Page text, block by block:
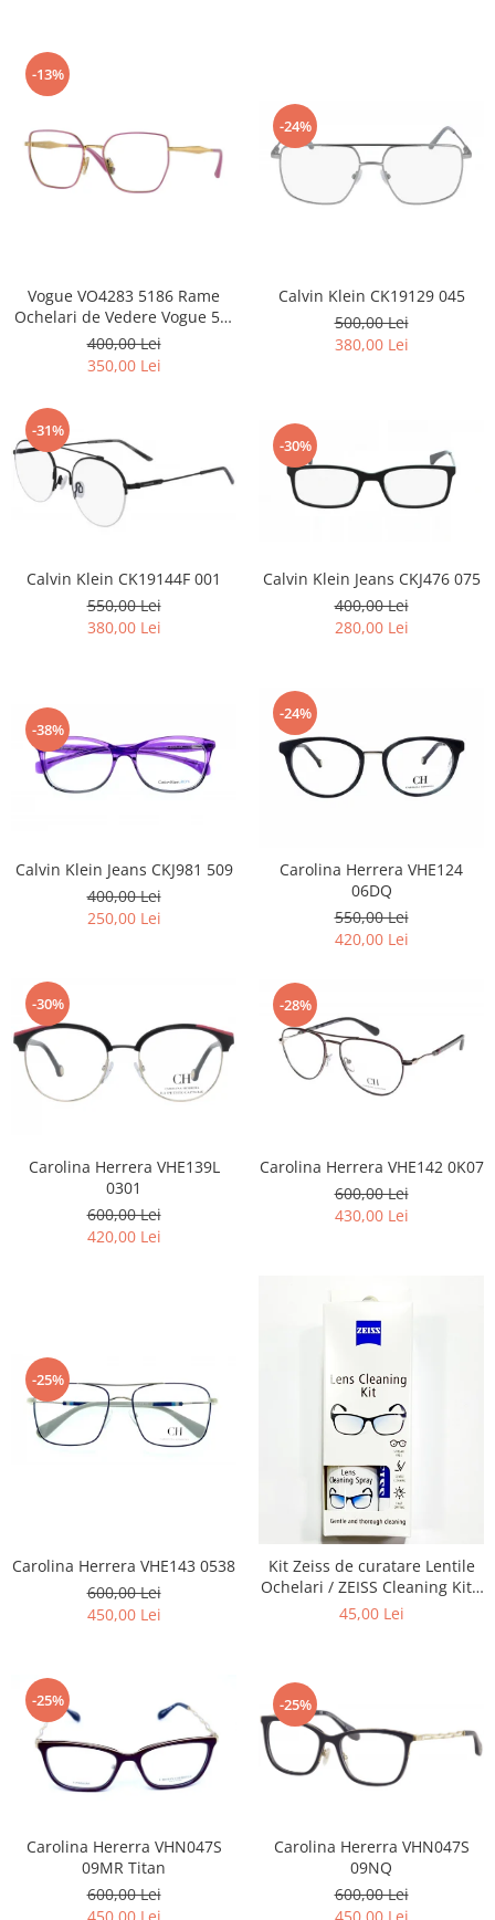
Puma
Ray Ban
Silhouette
Slastik
Titanflex
TOUS
Zeiss
-13%
Vogue VO4283 5186 Rame
Ochelari de Vedere Vogue 53-
17-140
400,00 Lei
350,00 Lei
-24%
Calvin Klein CK19129 045
500,00 Lei
380,00 Lei
-31%
Calvin Klein CK19144F 001
550,00 Lei
380,00 Lei
-30%
Calvin Klein Jeans CKJ476 075
400,00 Lei
280,00 Lei
-38%
Calvin Klein Jeans CKJ981 509
400,00 Lei
250,00 Lei
-24%
Carolina Herrera VHE124
06DQ
550,00 Lei
420,00 Lei
-30%
Carolina Herrera VHE139L
0301
600,00 Lei
420,00 Lei
-28%
Carolina Herrera VHE142 0K07
600,00 Lei
430,00 Lei
-25%
Carolina Herrera VHE143 0538
600,00 Lei
450,00 Lei
Kit Zeiss de curatare Lentile
Ochelari / ZEISS Cleaning Kit -
Recomandat la intretinerea
Telefoane, La aplicarea de
45,00 Lei
-25%
Carolina Hererra VHN047S
09MR Titan
600,00 Lei
450,00 Lei
-25%
Carolina Hererra VHN047S
09NQ
600,00 Lei
450,00 Lei